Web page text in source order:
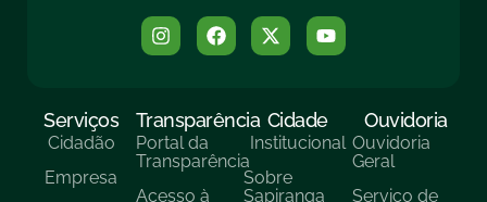
Serviços
Cidadão
Empresa
Transparência
Portal da
Transparência
Acesso à
Cidade
Institucional
Sobre
Sapiranga
Ouvidoria
Ouvidoria
Geral
Serviço de